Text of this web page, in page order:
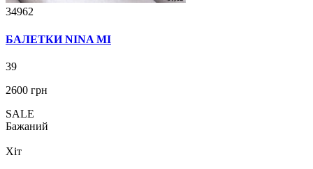
34962
БАЛЕТКИ NINA MI
39
2600 грн
SALE
Бажаний
Хіт